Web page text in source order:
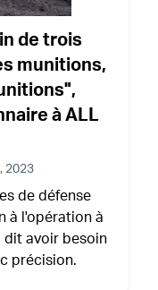
de trois
munitions,
à ALL
2023
de défense
à l'opération à
dit avoir besoin
précision.